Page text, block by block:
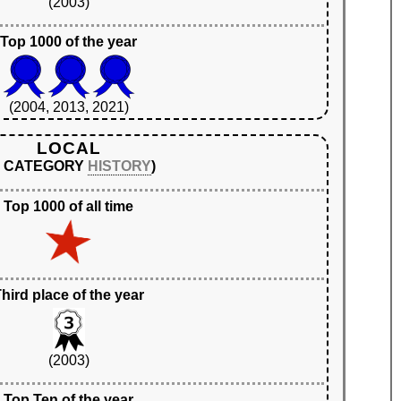
Top 1000 of the year
(2004, 2013, 2021)
LOCAL
CATEGORY HISTORY)
Top 1000 of all time
place of the year
(2003)